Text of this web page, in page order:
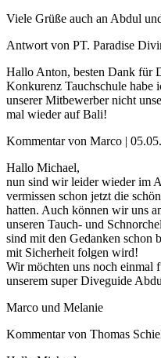
Viele Grüße auch an Abdul
Antwort von PT. Paradise
Hallo Anton, besten Dank für
Konkurenz Tauchschule habe
unserer Mitbewerber nicht
mal wieder auf Bali!
Kommentar von Marco |
Hallo Michael,
nun sind wir leider wieder im
vermissen schon jetzt die
hatten. Auch können wir uns
unseren Tauch- und
sind mit den Gedanken schon
mit Sicherheit folgen wird!
Wir möchten uns noch einmal
unserem super Diveguide
Marco und Melanie
Kommentar von Thomas